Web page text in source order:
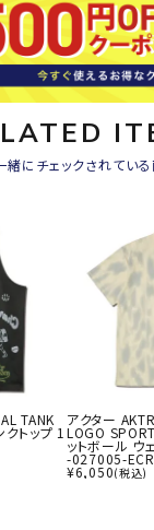
緒にチェックされてい
TANK
トップ 1
アクター
LOGO
ットボール ウ
-027005-
¥6,050(税込)